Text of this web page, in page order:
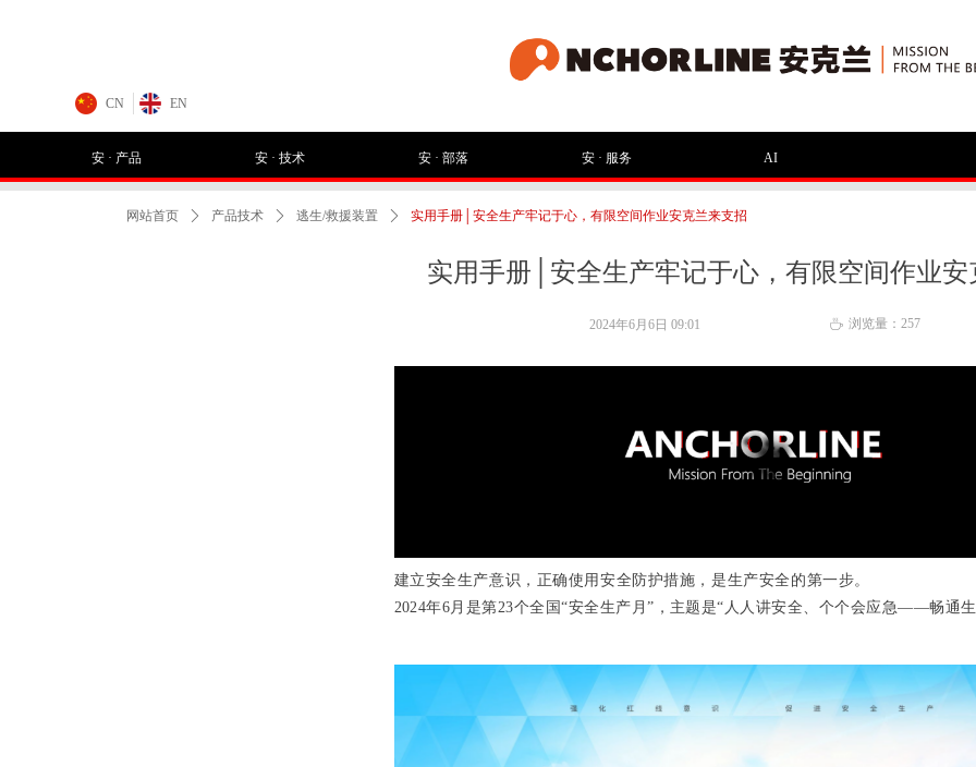
安 · 产品 安 · 技术 安 · 部落 安 · 服务 AI
CN EN
实用手册│安全生产牢记于心，有限空间作业安
网站首页 ꄲ 产品技术 ꄲ 逃生/救援装置 ꄲ 实用手册│安全生产牢记于心，有限空间作业安克兰来支招
建立安全生产意识，正确使用安全防护措施，是生产安全的第一步。
2024年6月是第23个全国“安全生产月”，主题是“人人讲安全、个个会应急——畅通
2024年6月6日 09:01 ꄘ 浏览量： 257